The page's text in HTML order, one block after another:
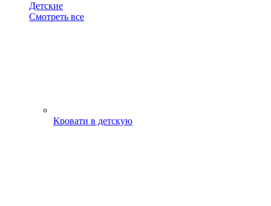
Детские
Смотреть все
Кровати в детскую